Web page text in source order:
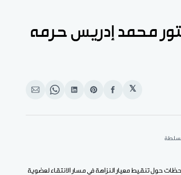
محمد إدريس حرمه
𝕏
انشر
الفيسبوك
Share
Pinterest
انشر
لينكد
Share
WhatsApp
انشر
الإيميل
حول تنقيط معيار النزاهة في مسار الانتقاء لعضوية